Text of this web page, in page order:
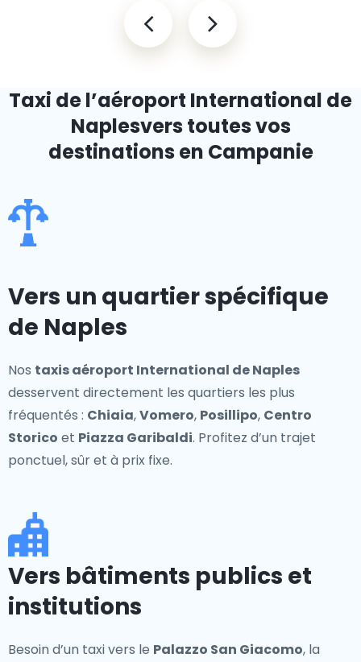
Taxi de l’aéroport International de
Naplesvers toutes vos
destinations en Campanie
Vers un quartier spécifique
de Naples
Nos taxis aéroport International de Naples
desservent directement les quartiers les plus
fréquentés : Chiaia,Vomero, Posillipo, Centro
Storico et Piazza Garibaldi. Profitez d’un trajet
ponctuel, sûr et à prix fixe.
Vers bâtiments publics et
institutions
Besoin d’un taxi vers le Palazzo San Giacomo, la